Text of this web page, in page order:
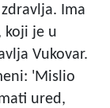
Ima
koji je u
Vukovar.
'Mislio
ured,